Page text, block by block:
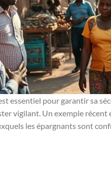
essentiel pour garantir sa
vigilant. Un exemple
les épargnants sont